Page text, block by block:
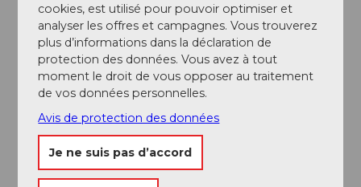
Evénement
A voir
Adresse
cookies, est utilisé pour pouvoir optimiser et
analyser les offres et campagnes. Vous trouverez
plus d’informations dans la déclaration de
protection des données. Vous avez à tout
moment le droit de vous opposer au traitement
de vos données personnelles.
Avis de protection des données
Je ne suis pas d’accord